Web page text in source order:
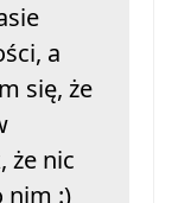
a
się, że
że nic
nim :)